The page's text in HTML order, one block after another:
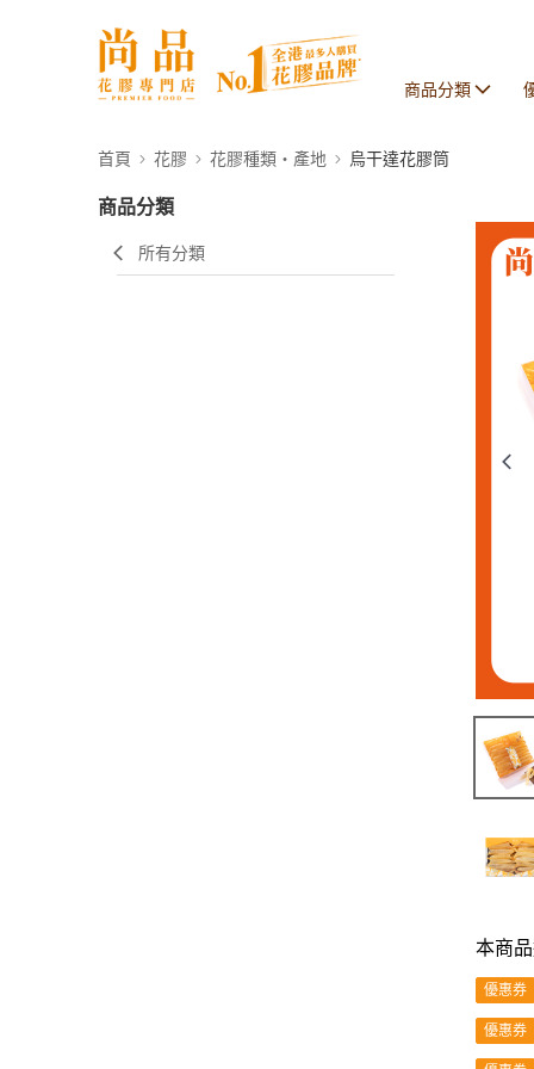
商品分類
首頁 花膠 花膠種類・產地 烏干達花膠筒
商品分類
所有分類
本商
優惠券
優惠券